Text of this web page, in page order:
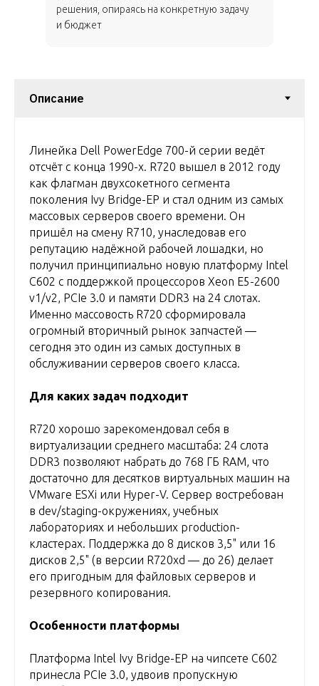
решения, опираясь на конкретную задачу
и бюджет
Линейка Dell PowerEdge 700-й серии ведёт
отсчёт с конца 1990-х. R720 вышел в 2012 году
как флагман двухсокетного сегмента
поколения Ivy Bridge-EP и стал одним из самых
массовых серверов своего времени. Он
пришёл на смену R710, унаследовав его
репутацию надёжной рабочей лошадки, но
получил принципиально новую платформу Intel
C602 с поддержкой процессоров Xeon E5-2600
v1/v2, PCIe 3.0 и памяти DDR3 на 24 слотах.
Именно массовость R720 сформировала
огромный вторичный рынок запчастей —
сегодня это один из самых доступных в
обслуживании серверов своего класса.
Для каких задач подходит
R720 хорошо зарекомендовал себя в
виртуализации среднего масштаба: 24 слота
DDR3 позволяют набрать до 768 ГБ RAM, что
достаточно для десятков виртуальных машин на
VMware ESXi или Hyper-V. Сервер востребован
в dev/staging-окружениях, учебных
лабораториях и небольших production-
кластерах. Поддержка до 8 дисков 3,5" или 16
дисков 2,5" (в версии R720xd — до 26) делает
его пригодным для файловых серверов и
резервного копирования.
Особенности платформы
Платформа Intel Ivy Bridge-EP на чипсете C602
принесла PCIe 3.0, удвоив пропускную